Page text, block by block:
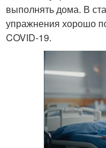
выполнять дома. В
упражнения хорошо
COVID-19.